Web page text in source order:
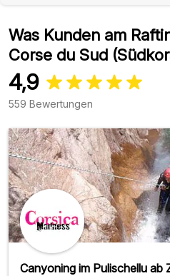
Was Kunden am
Corse du Sud
4,9
559 Bewertungen
Canyoning im Pulischellu